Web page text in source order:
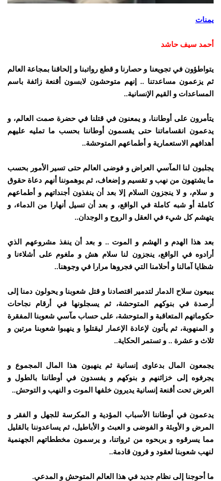
يمنات
أحمد سيف حاشد
يتواطؤون في تجويعنا و حصارنا و قطع رواتبنا و إلحاقنا بمجاعة العالم
ثم يزعمون مساعدتنا .. إنهم متوحشون لابسون أقنعة زائفة باسم
المساعدات و القيم الإنسانية..
يتأمرون على أوطاننا، و يمعنون في قتلنا في حضرة صمت العالم، و
يدعمون انقساماتنا حتى يقسمون أوطاننا بحسب ما تمليه عليهم
أهدافهم الاستعمارية و أطماعهم المتوحشة..
يجلبون لنا المآسي العراض و فوضى العالم حتى تسير الأمور بحسب
ما يشتهون من نهب و تقسيم و إضعاف، ثم يوهموننا أنهم دعاة حقوق
و سلام، و لا ينجزون السلام إلا بعد أن ينفذون أجنداتهم و أطماعهم
كاملة أو شبه كاملة في الواقع، و بعد أن تسيل أنهارا من الدماء، و
يتهشم كل شيء في العقل و الروح و الوجدان..
بعد هذا الهدم و الهشم و الموت .. و بعد أن ينفذ مشروعهم الذي
أرادوه في الواقع، ينجزون لنا سلام هش و ملغوم على أشلاءنا و
شظايا آمالنا و أحلامنا التي فجروها مرارا في وجوهنا..
يبيعون سلاح الدمار لتدمير اقتصادنا و قتل شعوبنا و يحولون دمنا إلى
أرصدة في بنوكهم المتوحشة، ثم يسجلونها في أرقام نجاحات
حكوماتهم المتعاقبة و المتوحشة، على حساب مآسي شعوبنا المفقرة
و المنهوبة، ثم يأتون لإعادة الإعمار ليقتلوا و ينهبوا شعوبنا مرتين و
ثلاث و عشرة .. و تستمر الحكاية..
يجمعون المال بدعاوى إنسانية ثم ينهبون هذا المال المجموع و
يجرفوه إلى خزائنهم و بنوكهم و يفسدون في أوطاننا بالطول و
العرض تحت أقنعة إنسانية يديرون خلفها الموت و النهب و التوحش..
يدعمون في أوطاننا الأسباب المؤدية و المكرسة للجهل و الفقر و
المرض و الأوبئة و الفوضى و العبث و الأباطيل، ثم يساعدوننا بالقليل
مما يسرقوه و يربحوه من ثرواتنا، و يرسمون مخططاتهم الجهنمية
لنهب شعوبنا لعقود و قرون قادمة..
ما أحوجنا إلى نظام جديد في هذا العالم المتوحش و المدعي.